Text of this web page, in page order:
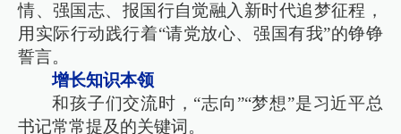
情、强国志、报国行自觉融入新时代追梦征程，
用实际行动践行着“请党放心、强国有我”的铮铮
誓言。
增长知识本领
和孩子们交流时，“志向”“梦想”是习近平总
书记常常提及的关键词。